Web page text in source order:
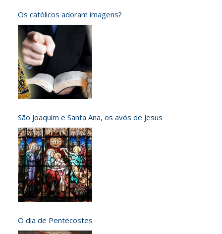
Os católicos adoram imagens?
São Joaquim e Santa Ana, os avós de Jesus
O dia de Pentecostes